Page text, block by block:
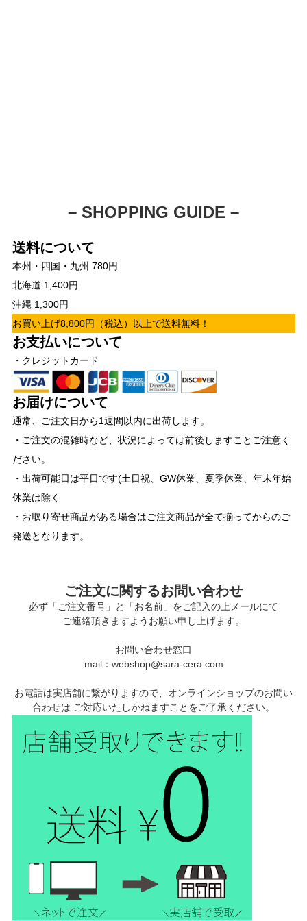
– SHOPPING GUIDE –
送料について
本州・四国・九州 780円
北海道 1,400円
沖縄 1,300円
お買い上げ8,800円（税込）以上で送料無料！
お支払いについて
・クレジットカード
お届けについて
通常、ご注文日から1週間以内に出荷します。
・ご注文の混雑時など、状況によっては前後しますことご注意く
ださい。
・出荷可能日は平日です(土日祝、GW休業、夏季休業、年末年始
休業は除く
・お取り寄せ商品がある場合はご注文商品が全て揃ってからのご
発送となります。
ご注文に関するお問い合わせ
必ず「ご注文番号」と「お名前」をご記入の上メールにて
ご連絡頂きますようお願い申し上げます。
お問い合わせ窓口
mail：webshop@sara-cera.com
お電話は実店舗に繋がりますので、オンラインショップのお問い
合わせは ご対応いたしかねますことをご了承ください。